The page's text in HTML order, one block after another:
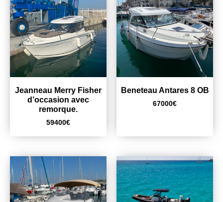
Jeanneau Merry Fisher
d’occasion avec
remorque.
59400€
Beneteau Antares 8 OB
67000€